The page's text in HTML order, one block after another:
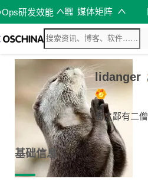
研发效能 媒体矩阵
lidanger
蜀之鄙有二僧
基础信息